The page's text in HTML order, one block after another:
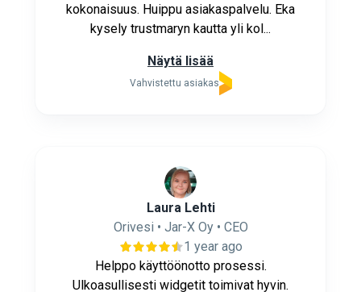
kokonaisuus. Huippu asiakaspalvelu. Eka
kysely trustmaryn kautta yli kol...
Näytä lisää
Vahvistettu asiakas
Laura Lehti
Orivesi • Jar-X Oy • CEO
1 year ago
Helppo käyttöönotto prosessi.
Ulkoasullisesti widgetit toimivat hyvin.